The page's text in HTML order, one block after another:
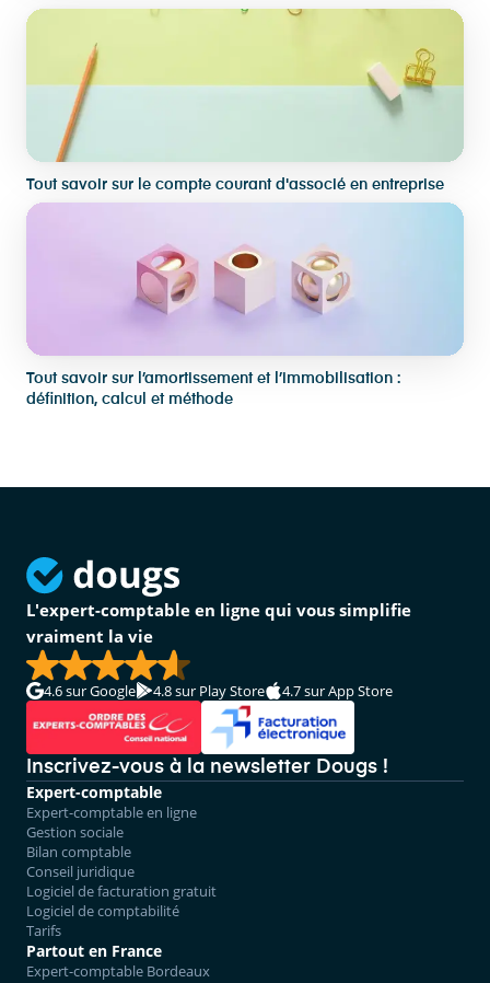
Tout savoir sur le compte courant d'associé en entreprise
Tout savoir sur l’amortissement et l’immobilisation :
définition, calcul et méthode
L'expert-comptable en ligne qui vous simplifie
vraiment la vie
4.6sur Google 4.8sur Play Store 4.7sur App Store
Inscrivez-vous à la newsletter Dougs !
Expert-comptable
Expert-comptable en ligne
Gestion sociale
Bilan comptable
Conseil juridique
Logiciel de facturation gratuit
Logiciel de comptabilité
Tarifs
Partout en France
Expert-comptable Bordeaux